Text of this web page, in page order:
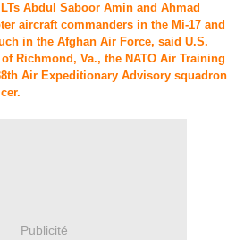
Abdul Saboor Amin and Ahmad
aircraft commanders in the Mi-17 and
in the Afghan Air Force, said U.S.
Richmond, Va., the NATO Air Training
Air Expeditionary Advisory squadron
Publicité